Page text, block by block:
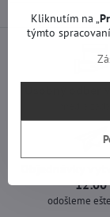
Objednávky
12:00
odošleme
Kliknutím na „
týmto